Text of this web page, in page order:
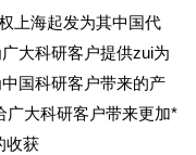
上海起发为其中国代
大科研客户提供zui为
国科研客户带来的产
广大科研客户带来更加*
收获